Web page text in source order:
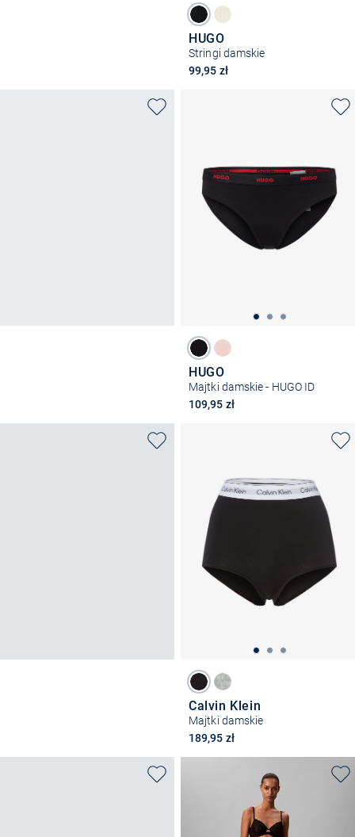
HUGO
Stringi damskie
99,95 zł
HUGO
Majtki damskie - HUGO ID
109,95 zł
Calvin Klein
Majtki damskie
189,95 zł